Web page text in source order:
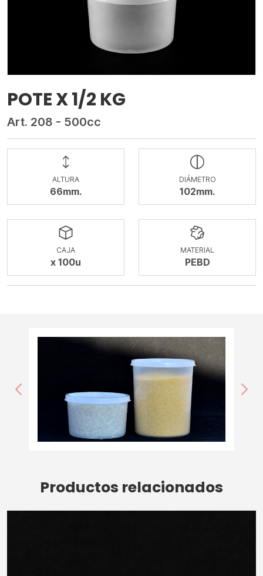
POTE X 1/2 KG
Art. 208 - 500cc
ALTURA
66mm.
DIÁMETRO
102mm.
CAJA
x 100u
MATERIAL
PEBD
ANTERIOR
Productos relacionados